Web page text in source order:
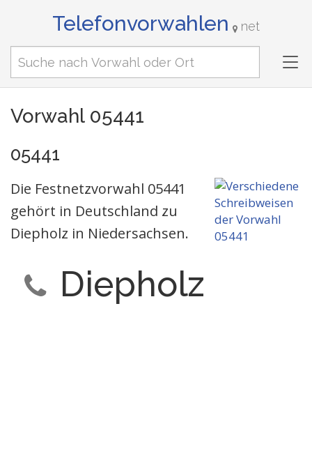
Telefonvorwahlen net
Vorwahl 05441
05441
Die Festnetzvorwahl 05441
gehört in Deutschland zu
Diepholz in Niedersachsen.
Diepholz